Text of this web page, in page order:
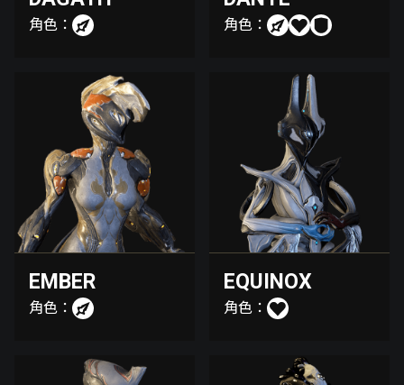
角色： 角色：
EMBER
角色：
EQUINOX
角色：